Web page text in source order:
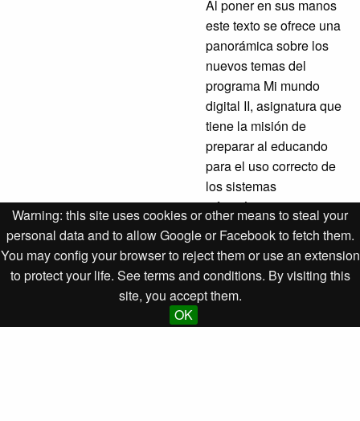
Warning: this site uses cookies or other means to steal your
personal data and to allow Google or Facebook to fetch them.
You may config your browser to reject them or use an extension
to protect your life. See terms and conditions. By visiting this
site, you accept them.
OK
Al poner en sus manos
este texto se ofrece una
panorámica sobre los
nuevos temas del
programa Mi mundo
digital II, asignatura que
tiene la misión de
preparar al educando
para el uso correcto de
los sistemas
informáticos...
Desarrollado por Omeka S para la Empresa de Informática
y Medios Audiovisuales